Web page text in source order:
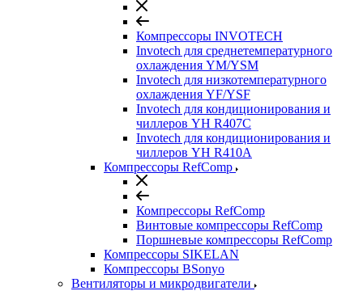
Компрессоры INVOTECH
Invotech для среднетемпературного
охлаждения YM/YSM
Invotech для низкотемпературного
охлаждения YF/YSF
Invotech для кондиционирования и
чиллеров YH R407C
Invotech для кондиционирования и
чиллеров YH R410A
Компрессоры RefComp
Компрессоры RefComp
Винтовые компрессоры RefComp
Поршневые компрессоры RefComp
Компрессоры SIKELAN
Компрессоры BSonyo
Вентиляторы и микродвигатели